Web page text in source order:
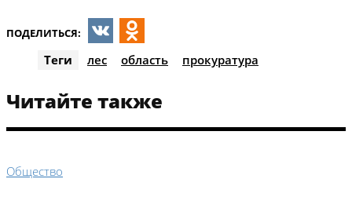
ПОДЕЛИТЬСЯ:
VK Odnoklassniki
Теги лес область прокуратура
Читайте также
Общество